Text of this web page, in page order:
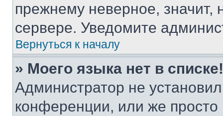
прежнему неверное, значит,
сервере. Уведомите
Вернуться к началу
» Моего языка нет в списке!
Администратор не
конференции, или же